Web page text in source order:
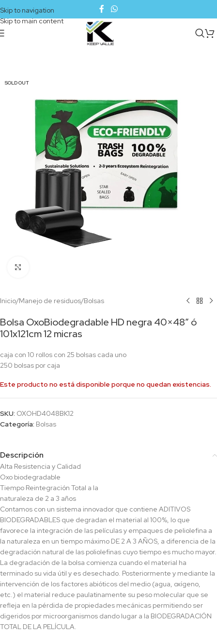
Skip to navigation
Skip to main content
SOLD OUT
Inicio/Manejo de residuos/Bolsas
Bolsa OxoBiodegradable HD negra 40×48″ ó
101x121cm 12 micras
caja con 10 rollos con 25 bolsas cada uno
250 bolsas por caja
Este producto no está disponible porque no quedan existencias.
SKU: OXOHD4048BK12
Categoría: Bolsas
Descripción
Alta Resistencia y Calidad
Oxo biodegradable
Tiempo Reintegración Total a la
naturaleza de 2 a 3 años
Contamos con un sistema innovador que contiene ADITIVOS
BIODEGRADABLES que degradan el material al 100%, lo que
favorece la integración de las películas y empaques de peliolefina a
la naturaleza en un tiempo máximo DE 2 A 3 AÑOS, a diferencia de la
degradación natural de las poliolefinas cuyo tiempo es mucho mayor.
La degradación de la bolsa comienza cuando el material ha
terminado su vida útil y es desechado. Posteriormente y mediante la
intervención de los factores abióticos del medio (agua, oxígeno,
etc.) el material reduce paulatinamente su peso molecular que se
refleja en la pérdida de propiedades mecánicas permitiendo ser
digeridos por microorganismos dando lugar a la BIODEGRADACIÓN
TOTAL DE LA PELÍCULA.